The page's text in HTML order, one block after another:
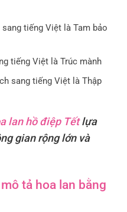
tiếng Việt là Tam bảo
tiếng Việt là Trúc mành
sang tiếng Việt là Thập
lan hồ điệp Tếtlựa
gian rộng lớn và
tả hoa lan bằng